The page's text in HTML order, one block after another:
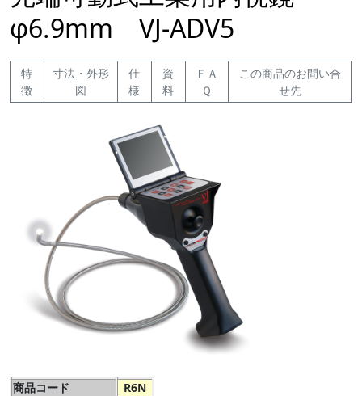
φ6.9mm VJ-ADV5
特
徴
寸法・外形
図
仕
様
資
料
ＦＡ
Ｑ
この商品のお問い合
せ先
商品コード
R6N